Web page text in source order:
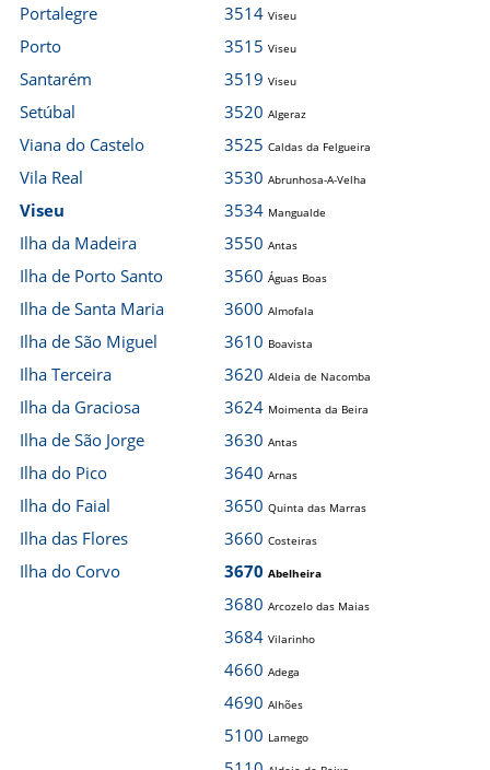
Portalegre
Porto
Santarém
Setúbal
Viana do Castelo
Vila Real
Viseu
Ilha da Madeira
Ilha de Porto Santo
Ilha de Santa Maria
Ilha de São Miguel
Ilha Terceira
Ilha da Graciosa
Ilha de São Jorge
Ilha do Pico
Ilha do Faial
Ilha das Flores
Ilha do Corvo
3514 Viseu
3515 Viseu
3519 Viseu
3520 Algeraz
3525 Caldas da Felgueira
3530 Abrunhosa-A-Velha
3534 Mangualde
3550 Antas
3560 Águas Boas
3600 Almofala
3610 Boavista
3620 Aldeia de Nacomba
3624 Moimenta da Beira
3630 Antas
3640 Arnas
3650 Quinta das Marras
3660 Costeiras
3670 Abelheira
3680 Arcozelo das Maias
3684 Vilarinho
4660 Adega
4690 Alhões
5100 Lamego